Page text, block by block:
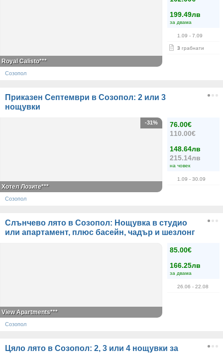
199.49лв
за двама
1.09 - 7.09
3 грабнати
Royal Calisto***
Созопол
Приказен Септември в Созопол: 2 или 3
нощувки
76.00€
110.00€
148.64лв
215.14лв
на човек
1.09 - 30.09
-31%
Хотел Лозите***
Созопол
Слънчево лято в Созопол: Нощувка в студио
или апартамент, плюс басейн, чадър и шезлонг
85.00€
166.25лв
за двама
26.06 - 22.08
View Apartments***
Созопол
Цяло лято в Созопол: 2, 3 или 4 нощувки за